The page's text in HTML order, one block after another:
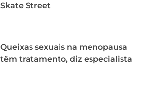
Skate Street
Queixas sexuais na menopausa
têm tratamento, diz especialista